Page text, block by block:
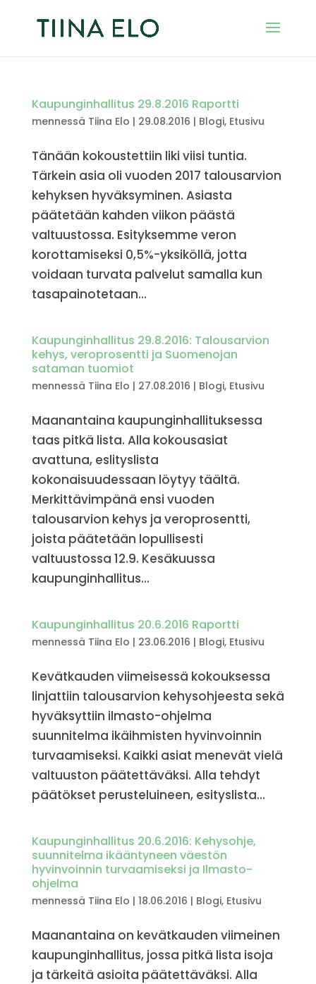
Kaupunginhallitus 29.8.2016 Raportti
mennessä Tiina Elo | 29.08.2016 | Blogi, Etusivu
Tänään kokoustettiin liki viisi tuntia.
Tärkein asia oli vuoden 2017 talousarvion
kehyksen hyväksyminen. Asiasta
päätetään kahden viikon päästä
valtuustossa. Esityksemme veron
korottamiseksi 0,5%-yksiköllä, jotta
voidaan turvata palvelut samalla kun
tasapainotetaan...
Kaupunginhallitus 29.8.2016: Talousarvion
kehys, veroprosentti ja Suomenojan
sataman tuomiot
mennessä Tiina Elo | 27.08.2016 | Blogi, Etusivu
Maanantaina kaupunginhallituksessa
taas pitkä lista. Alla kokousasiat
avattuna, eslityslista
kokonaisuudessaan löytyy täältä.
Merkittävimpänä ensi vuoden
talousarvion kehys ja veroprosentti,
joista päätetään lopullisesti
valtuustossa 12.9. Kesäkuussa
kaupunginhallitus...
Kaupunginhallitus 20.6.2016 Raportti
mennessä Tiina Elo | 23.06.2016 | Blogi, Etusivu
Kevätkauden viimeisessä kokouksessa
linjattiin talousarvion kehysohjeesta sekä
hyväksyttiin ilmasto-ohjelma
suunnitelma ikäihmisten hyvinvoinnin
turvaamiseksi. Kaikki asiat menevät vielä
valtuuston päätettäväksi. Alla tehdyt
päätökset perusteluineen, esityslista...
Kaupunginhallitus 20.6.2016: Kehysohje,
suunnitelma ikääntyneen väestön
hyvinvoinnin turvaamiseksi ja Ilmasto-
ohjelma
mennessä Tiina Elo | 18.06.2016 | Blogi, Etusivu
Maanantaina on kevätkauden viimeinen
kaupunginhallitus, jossa pitkä lista isoja
ja tärkeitä asioita päätettäväksi. Alla